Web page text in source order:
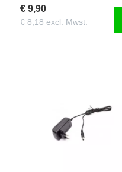
€ 9,90
€ 8,18 excl. Mwst.